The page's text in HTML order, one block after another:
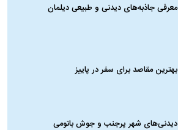
معرفی جاذبه‌های دیدنی و طبیعی دیلمان
بهترین مقاصد برای سفر در پاییز
دیدنی‌های شهر پرجنب و جوش باتومی